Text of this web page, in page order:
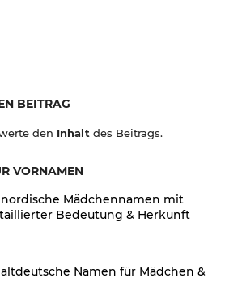
BEITRAG
den Inhalt des Beitrags.
VORNAMEN
nordische Mädchennamen mit
Bedeutung & Herkunft
Namen für Mädchen &